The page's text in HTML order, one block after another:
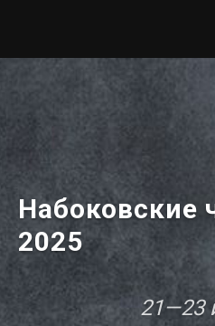
Набоковские
2025
21—23